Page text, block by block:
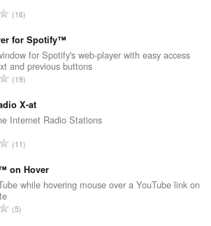
총
급
수
:
16
for Spotify™
for Spotify's web-player with easy access
and previous buttons
총
급
수
19
X-at
Internet Radio Stations
총
급
수
11
on Hover
while hovering mouse over a YouTube link on
총
5